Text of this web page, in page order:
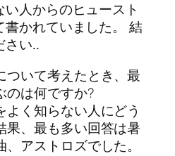
人からのヒュースト
書かれていました。 結
さい..
ついて考えたとき、最
のは何ですか?
よく知らない人にどう
果、最も多い回答は暑
アストロズでした。